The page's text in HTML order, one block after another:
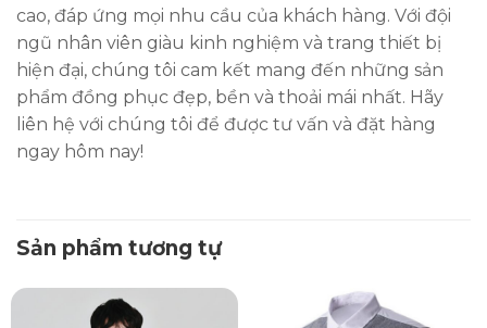
cao, đáp ứng mọi nhu cầu của khách hàng. Với đội
ngũ nhân viên giàu kinh nghiệm và trang thiết bị
hiện đại, chúng tôi cam kết mang đến những sản
phẩm đồng phục đẹp, bền và thoải mái nhất. Hãy
liên hệ với chúng tôi để được tư vấn và đặt hàng
ngay hôm nay!
Sản phẩm tương tự